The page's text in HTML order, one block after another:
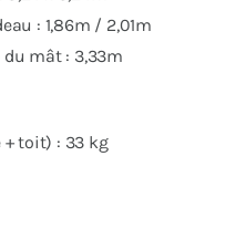
: 1,86m / 2,01m
mât : 3,33m
toit) : 33 kg